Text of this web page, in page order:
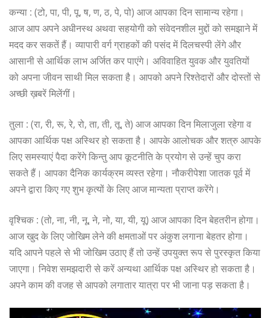
कन्या : (टो, पा, पी, पू, ष, ण, ठ, पे, पो) आज आपका दिन सामान्य रहेगा।
आज आप अपने अधीनस्थ अथवा सहयोगी को संवेदनशील मुद्दों को समझाने में
मदद कर सकतें हैं। व्यापारी वर्ग ग्राहकों की पसंद में दिलचस्पी लेंगे और
आसानी से आर्थिक लाभ अर्जित कर पाएंगे। अविवाहित युवक और युवतियों
को अपना जीवन साथी मिल सकता है। आपको अपने रिश्तेदारों और दोस्तों से
अच्छी ख़बरें मिलेंगीं।
तुला : (रा, री, रू, रे, रो, ता, ती, तू, ते) आज आपका दिन मिलाजुला रहेगा व
आपका आर्थिक पक्ष अस्थिर हो सकता है। आपके आलोचक और शत्रु आपके
लिए समस्याएं पैदा करेंगे किन्तु आप कूटनीति के प्रयोग से उन्हें चुप करा
सकते हैं। आपका दैनिक कार्यक्रम व्यस्त रहेगा। नौकरीपेशा जातक पूर्व में
अपने द्वारा किए गए शुभ कृत्यों के लिए आज मान्यता प्राप्त करेंगे।
वृश्चिक : (तो, ना, नी, नू, ने, नो, या, यी, यू) आज आपका दिन बेहतरीन होगा।
आज खुद के लिए जोखिम लेने की क्षमताओं पर अंकुश लगाना बेहतर होगा।
यदि आपने पहले से भी जोखिम उठाए हैं तो उन्हें उपयुक्त रूप से पुरस्कृत किया
जाएगा। निवेश समझदारी से करें अन्यथा आर्थिक पक्ष अस्थिर हो सकता है।
अपने काम की वजह से आपको लगातार यात्रा पर भी जाना पड़ सकता है।